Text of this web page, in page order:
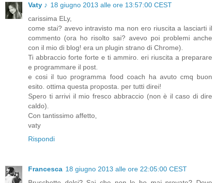
Vaty ♪ 18 giugno 2013 alle ore 13:57:00 CEST
carissima ELy,
come stai? avevo intravisto ma non ero riuscita a lasciarti il
commento (ora ho risolto sai? avevo poi problemi anche
con il mio di blog! era un plugin strano di Chrome).
Ti abbraccio forte forte e ti ammiro. eri riuscita a preparare
e programmare il post.
e cosi il tuo programma food coach ha avuto cmq buon
esito. ottima questa proposta. per tutti direi!
Spero ti arrivi il mio fresco abbraccio (non è il caso di dire
caldo).
Con tantissimo affetto,
vaty
Rispondi
Francesca 18 giugno 2013 alle ore 22:05:00 CEST